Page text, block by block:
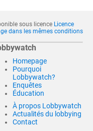
sous licence Licence
dans les mêmes conditions
Homepage
Pourquoi
Lobbywatch?
Enquêtes
Éducation
À propos Lobbywatch
Actualités du lobbying
Contact